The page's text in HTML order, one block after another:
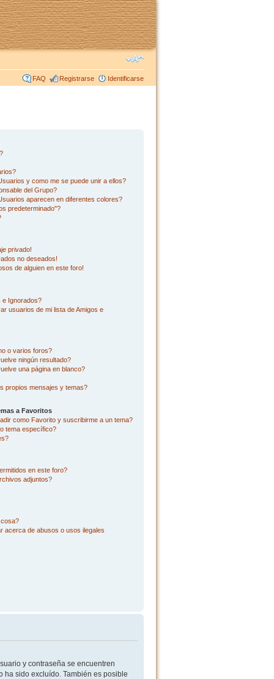
FAQ Registrarse Identificarse
y como me se puede unir a ellos?
del Grupo?
aparecen en diferentes colores?
predeterminado"?
privado!
no deseados!
de alguien en este foro!
e Ignorados?
usuarios de mi lista de Amigos e
o varios foros?
ningún resultado?
una página en blanco?
propios mensajes y temas?
a Favoritos
como Favorito y suscribirme a un tema?
tema específico?
en este foro?
adjuntos?
acerca de abusos o usos ilegales
y contraseña se encuentren
ha sido excluído. También es posible